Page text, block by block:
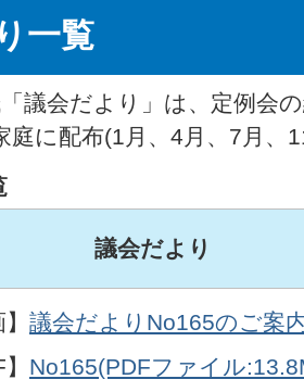
一覧
議会だより」は、定例会
庭に配布(1月、4月、7月、
議会だより
議会だよりNo165のご案
No165(PDFファイル